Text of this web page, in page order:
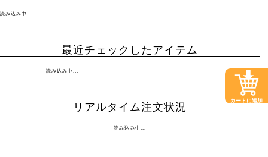
読み込み中...
最近チェックしたアイテム
読み込み中...
リアルタイム注文状況
読み込み中...
カートに追加